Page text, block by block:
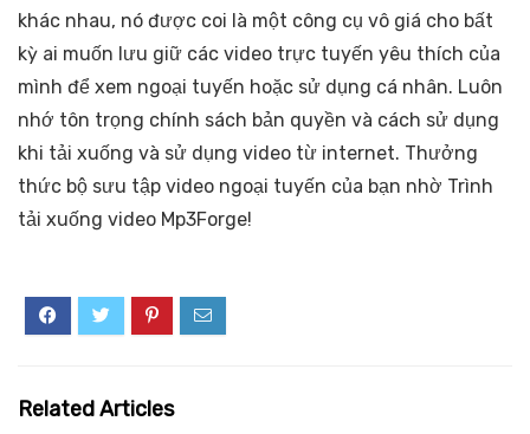
khác nhau, nó được coi là một công cụ vô giá cho bất
kỳ ai muốn lưu giữ các video trực tuyến yêu thích của
mình để xem ngoại tuyến hoặc sử dụng cá nhân. Luôn
nhớ tôn trọng chính sách bản quyền và cách sử dụng
khi tải xuống và sử dụng video từ internet. Thưởng
thức bộ sưu tập video ngoại tuyến của bạn nhờ Trình
tải xuống video Mp3Forge!
Related Articles